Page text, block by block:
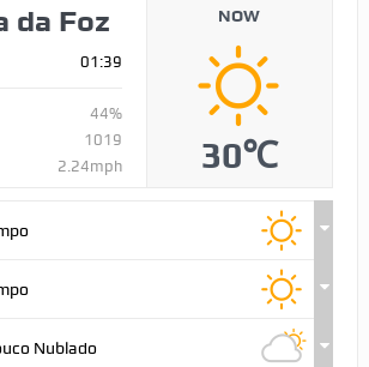
da Foz
01:39
44%
1019
2.24mph
NOW
30℃
Nublado